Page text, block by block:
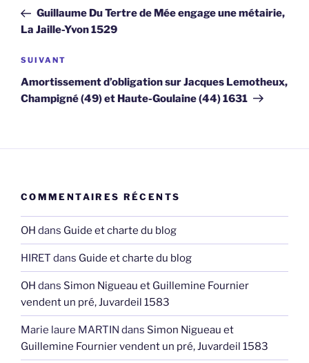
l’article
précédent
Guillaume Du Tertre de Mée engage une métairie,
La Jaille-Yvon 1529
Article
suivant
SUIVANT
Amortissement d’obligation sur Jacques Lemotheux,
Champigné (49) et Haute-Goulaine (44) 1631
COMMENTAIRES RÉCENTS
OH dans Guide et charte du blog
HIRET dans Guide et charte du blog
OH dans Simon Nigueau et Guillemine Fournier
vendent un pré, Juvardeil 1583
Marie laure MARTIN dans Simon Nigueau et
Guillemine Fournier vendent un pré, Juvardeil 1583